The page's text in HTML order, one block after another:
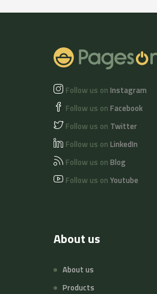
Follow us on Instagram
Follow us on Facebook
Follow us on Twitter
Follow us on LinkedIn
Follow us on Blog
Follow us on Youtube
About us
About us
Products